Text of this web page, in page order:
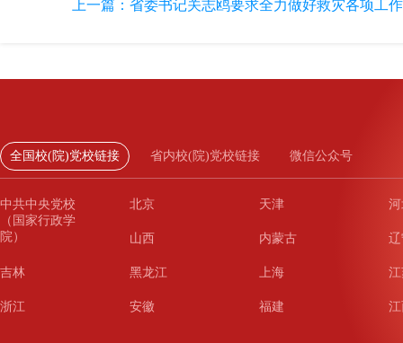
上一篇： 省委书记关志鸥要求全力做好救灾各项工
全国校(院)党校链接 省内校(院)党校链接 微信公众号
中共中央党校
（国家行政学
院）
北京 天津
山西 内蒙古
吉林 黑龙江 上海
浙江 安徽 福建